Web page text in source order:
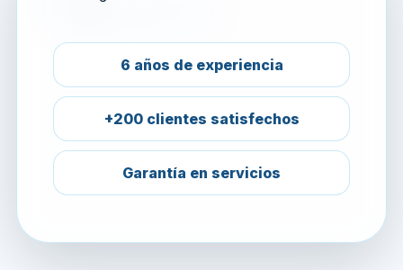
6 años de experiencia
+200 clientes satisfechos
Garantía en servicios